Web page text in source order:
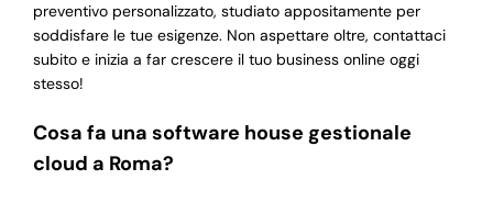
preventivo personalizzato, studiato appositamente per
soddisfare le tue esigenze. Non aspettare oltre, contattaci
subito e inizia a far crescere il tuo business online oggi
stesso!
Cosa fa una software house gestionale
cloud a Roma?